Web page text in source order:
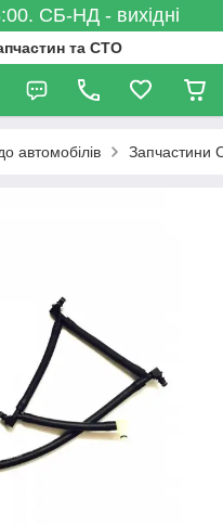
СБ-НД - вихідні
та СТО
автомобілів Запчастини